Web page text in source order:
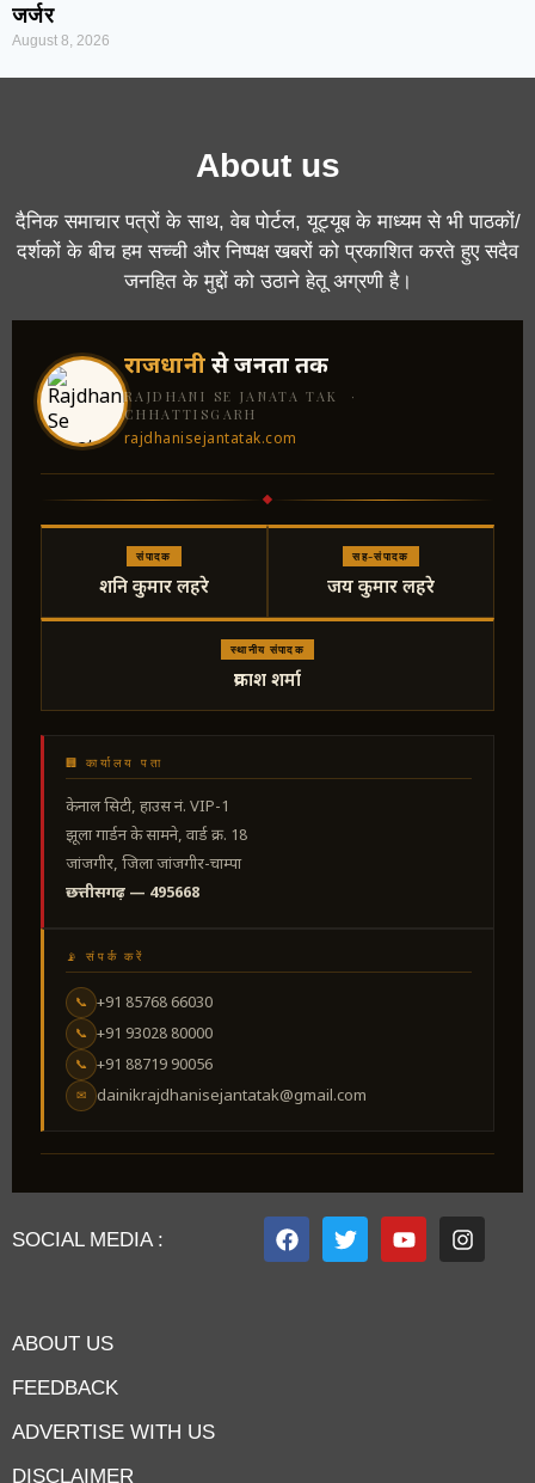
जर्जर
August 8, 2026
About us
दैनिक समाचार पत्रों के साथ, वेब पोर्टल, यूट्यूब के माध्यम से भी पाठकों/
दर्शकों के बीच हम सच्ची और निष्पक्ष खबरों को प्रकाशित करते हुए सदैव
जनहित के मुद्दों को उठाने हेतू अग्रणी है।
राजधानीसे जनता तक
RAJDHANI SE JANATA TAK ·
CHHATTISGARH
rajdhanisejantatak.com
संपादक
शनि कुमार लहरे
सह-संपादक
जय कुमार लहरे
स्थानीय संपादक
प्रकाश शर्मा
🏢 कार्यालय पता
केनाल सिटी, हाउस नं. VIP-1
झूला गार्डन के सामने, वार्ड क्र. 18
जांजगीर, जिला जांजगीर-चाम्पा
छत्तीसगढ़ — 495668
📡 संपर्क करें
📞 +91 85768 66030
📞 +91 93028 80000
📞 +91 88719 90056
✉ dainikrajdhanisejantatak@gmail.com
SOCIAL MEDIA :
ABOUT US
FEEDBACK
ADVERTISE WITH US
DISCLAIMER